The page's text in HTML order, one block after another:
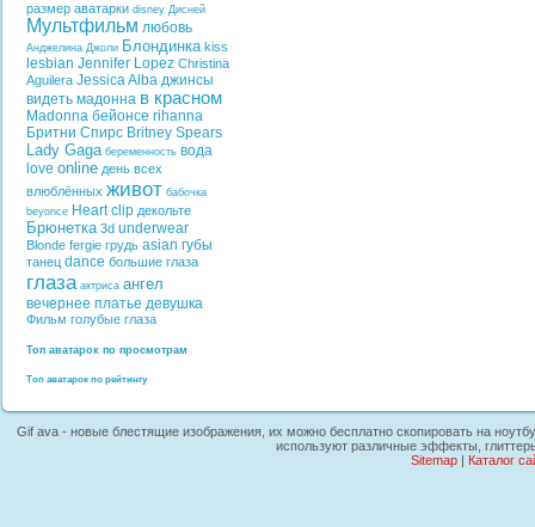
размер аватарки disney Дисней
Мультфильм любовь
Анджелина Джоли Блондинка kiss
lesbian Jennifer Lopez Christina
Aguilera Jessica Alba джинсы
видеть мадонна в красном
Madonna бейонсе rihanna
Бритни Спирс Britney Spears
Lady Gaga беременность вода
love online день всех
влюблённых живот бабочка
beyonce Heart clip декольте
Брюнетка 3d underwear
Blonde fergie грудь asian губы
танец dance большие глаза
глаза актриса ангел
вечернее платье девушка
Фильм голубые глаза
Топ аватарок по просмотрам
Топ аватарок по рейтингу
Gif ava - новые блестящие изображения, их можно бесплатно скопировать на
используют различные эффекты,
Sitemap| Каталог